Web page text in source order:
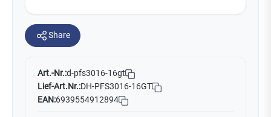
Share
Art.-Nr.:d-pfs3016-16gt
Lief-Art.Nr.:DH-PFS3016-16GT
EAN:6939554912894